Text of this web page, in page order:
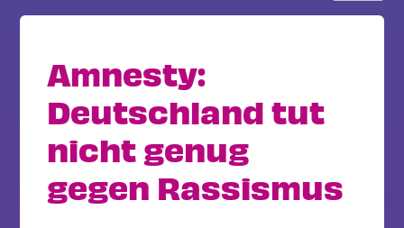
Amnesty:
Deutschland tut
nicht genug
gegen Rassismus